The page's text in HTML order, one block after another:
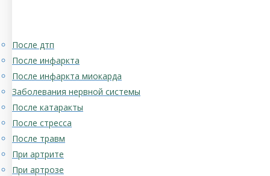
После дтп
После инфаркта
После инфаркта миокарда
Заболевания нервной системы
После катаракты
После стресса
После травм
При артрите
При артрозе